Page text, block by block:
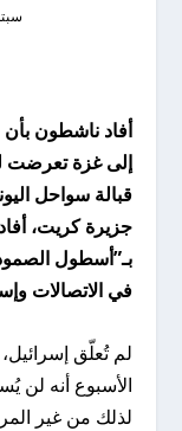
أفاد ناشطون
إلى غزة تعرضت
قبالة سواحل
جزيرة كريت،
بـ”أسطول
في الاتصالات
لم تُعلّق
الأسبوع أنه لن
لذلك من غير